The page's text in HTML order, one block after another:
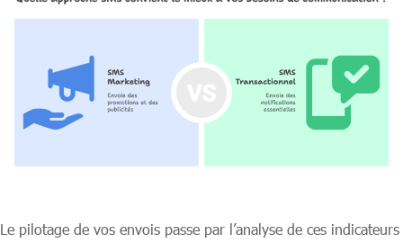
Le pilotage de vos envois passe par l’analyse de ces indicateurs